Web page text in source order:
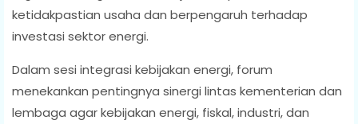
ketidakpastian usaha dan berpengaruh terhadap
investasi sektor energi.
Dalam sesi integrasi kebijakan energi, forum
menekankan pentingnya sinergi lintas kementerian dan
lembaga agar kebijakan energi, fiskal, industri, dan